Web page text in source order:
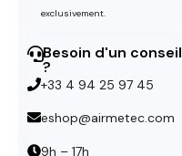
exclusivement.
Besoin d'un conseil
?
+33 4 94 25 97 45
eshop@airmetec.com
9h – 17h